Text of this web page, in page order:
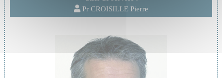
Pr CROISILLE Pierre